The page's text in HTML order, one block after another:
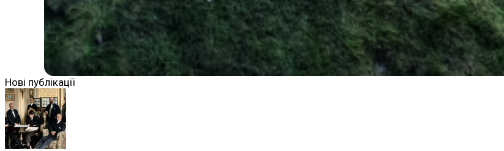
Нові публікації